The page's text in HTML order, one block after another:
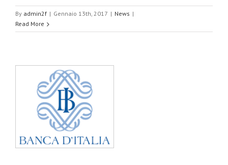
By admin2f | Gennaio 13th, 2017 | News |
Read More